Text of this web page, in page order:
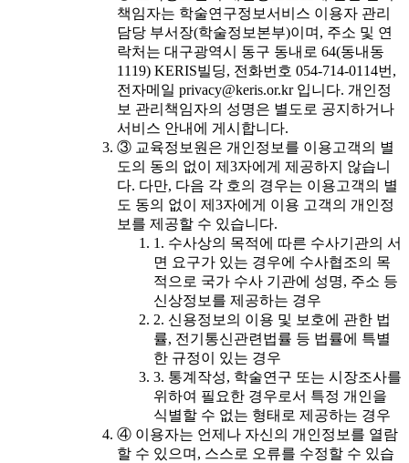
책임자는 학술연구정보서비스 이용자 관리
담당 부서장(학술정보본부)이며, 주소 및 연
락처는 대구광역시 동구 동내로 64(동내동
1119) KERIS빌딩, 전화번호 054-714-0114번,
전자메일 privacy@keris.or.kr 입니다. 개인정
보 관리책임자의 성명은 별도로 공지하거나
서비스 안내에 게시합니다.
③ 교육정보원은 개인정보를 이용고객의 별
도의 동의 없이 제3자에게 제공하지 않습니
다. 다만, 다음 각 호의 경우는 이용고객의 별
도 동의 없이 제3자에게 이용 고객의 개인정
보를 제공할 수 있습니다.
1. 수사상의 목적에 따른 수사기관의 서
면 요구가 있는 경우에 수사협조의 목
적으로 국가 수사 기관에 성명, 주소 등
신상정보를 제공하는 경우
2. 신용정보의 이용 및 보호에 관한 법
률, 전기통신관련법률 등 법률에 특별
한 규정이 있는 경우
3. 통계작성, 학술연구 또는 시장조사를
위하여 필요한 경우로서 특정 개인을
식별할 수 없는 형태로 제공하는 경우
④ 이용자는 언제나 자신의 개인정보를 열람
할 수 있으며, 스스로 오류를 수정할 수 있습